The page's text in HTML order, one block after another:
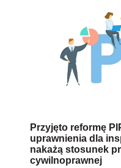
Przyjęto reformę
uprawnienia dla
nakażą stosunek
cywilnoprawnej